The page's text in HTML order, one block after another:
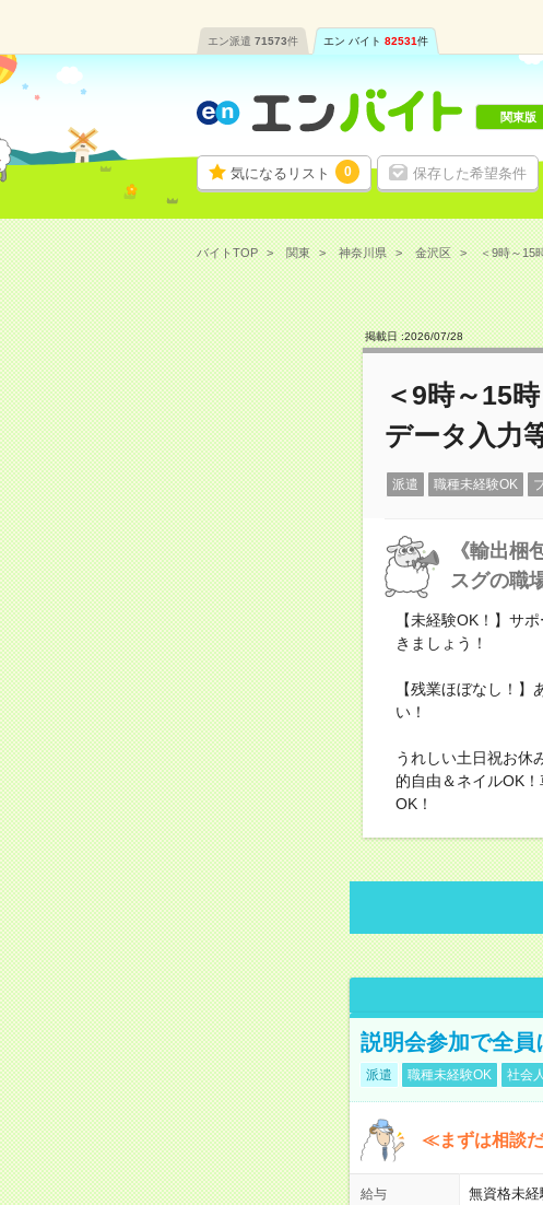
エン派遣 71573件 エン バイト 82531件
気になるリスト 0 保存した希望条件
関東版
バイトTOP 関東 神奈川県 金沢区 ＜9時～15
掲載日 :2026/07/28
＜9時～15
データ入力
派遣 職種未経験OK
《輸出
スグの職
【未経験OK！】サ
きましょう！
【残業ほぼなし！
い！
うれしい土日祝お休
的自由＆ネイルOK
OK！
説明会参加で全
派遣 職種未経験OK 社会
≪まずは相談
給与 無資格未